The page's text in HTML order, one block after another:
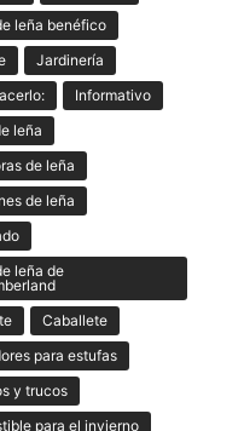
leña benéfico
Jardinería
Informativo
leña
de leña
de leña
leña de
Caballete
para estufas
y trucos
para el invierno